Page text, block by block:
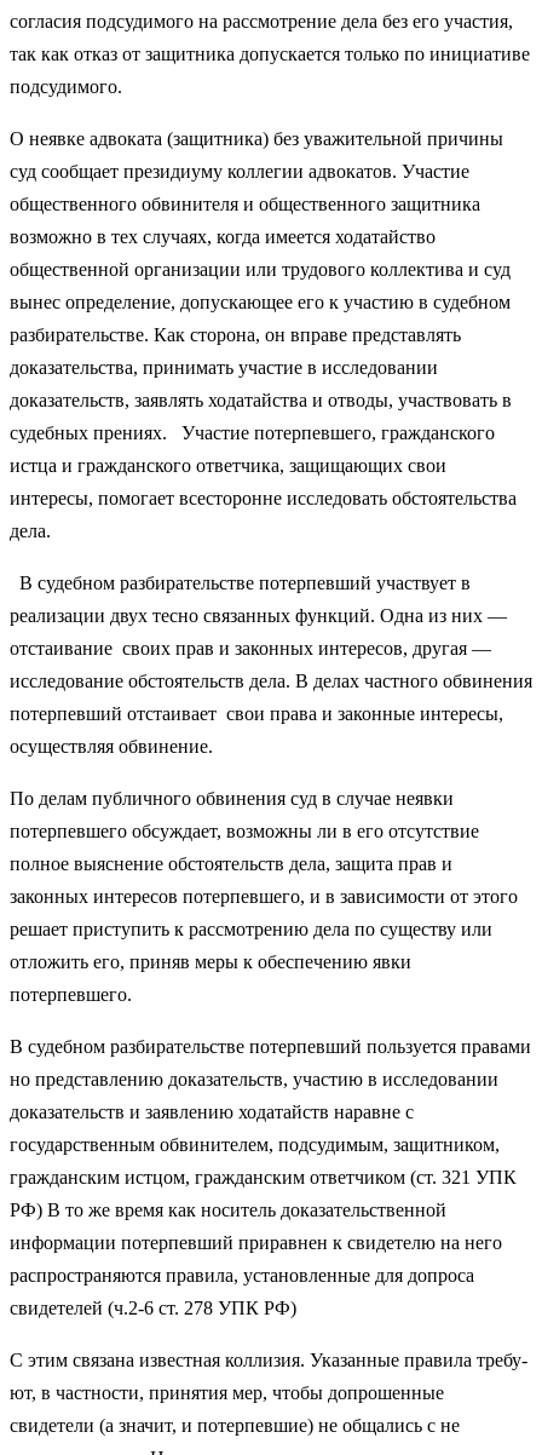
согласия подсудимого на рассмотрение дела без его участия,
так как отказ от защитника допускается только по инициати­ве
подсудимого.
О неявке адвоката (защитника) без уважительной причи­ны
суд сообщает президиуму коллегии адвокатов. Участие
общественного обвинителя и общественного за­щитника
возможно в тех случаях, когда имеется ходатайство
общественной организации или трудового коллектива и суд
вы­нес определение, допускающее его к участию в судебном
раз­бирательстве. Как сторона, он вправе представлять
доказатель­ства, принимать участие в исследовании
доказательств, заяв­лять ходатайства и отводы, участвовать в
судебных прениях. Участие потерпевшего, гражданского
истца и гражданского ответчика, защищающих свои
интересы, помогает все­сторонне исследовать обстоятельства
дела.
В судебном разбирательстве потерпевший участвует в
реализации двух тесно связанных функций. Одна из них —
отстаивание своих прав и законных интересов, другая —
исследование обстоятельств дела. В делах частного обвинения
потерпевший отстаивает свои права и законные интересы,
осуществляя обвинение.
По делам публичного обвинения суд в случае неявки
потерпев­шего обсуждает, возможны ли в его отсутствие
полное выяснение обстоятельств дела, защита прав и
законных интересов потерпев­шего, и в зависимости от этого
решает приступить к рассмотрению дела по существу или
отложить его, приняв меры к обеспечению явки
потерпевшего.
В судебном разбирательстве потерпевший пользуется правами
но представлению доказательств, участию в исследовании
доказа­тельств и заявлению ходатайств наравне с
государственным обви­нителем, подсудимым, защитником,
гражданским истцом, граждан­ским ответчиком (ст. 321 УПК
РФ) В то же время как носи­тель доказательственной
информации потерпевший приравнен к свидетелю на него
распространяются правила, установленные для допроса
свидетелей (ч.2-6 ст. 278 УПК РФ)
С этим связана известная коллизия. Указанные правила требу­
ют, в частности, принятия мер, чтобы допрошенные
свидетели (а значит, и потерпевшие) не общались с не